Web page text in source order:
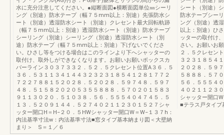
水に充分注意してください。●縦断面図●横断面図単位㎜シーリ
ング（別途）防水テープ（幅７５mm以上：別途）先張防水シ
ート（別途）透湿防水シート（別途）クレセント最大回転軌跡
（幅７５mm以上：別途）透湿防水シート（別途）防水テープ
シーリング（別途）シーリング（別途）透湿防水シート（別
途）防水テープ（幅７５mm以上：別途）下げないでくださ
い。ひさし等をつける場合はこのラインより下へシャッターの
取付け、取外しができなくなります。お願いお願いボックスカ
バーライン３０３７３３２．５２．５クレセント位置A３６．５
３６．５３１１３４１４４３２３２３１８５４１２８１７７２
７２２７８８１５２０２８．５２０２８．５９７４８．５９７
４８．５１５８２０２０５３５５８８８．５７０２０１５８３
９１１３０２０．５１０３８．５６．５５５４０４７４５．５
１３．５２０９１４４．５２７４０２１１２３０１５２７シャ
ッター開口H＝H−２０．５HWシャッター開口W＝W−１３７h：
内法基準寸法w：内法基準寸法■窓タイプ基本納まり図＜大壁納
まり＞ S＝１／６
シート（別途）
防水テープシー
ング（別途）透
以上：別途）ひ
ッターの取付け
さい。お願いお
２．５クレセン
３２３１８５４
２０２８．５９
５８８８．５７
５６．５５５４
４０２１１２３
シャッター開口
■テラス戸タイ